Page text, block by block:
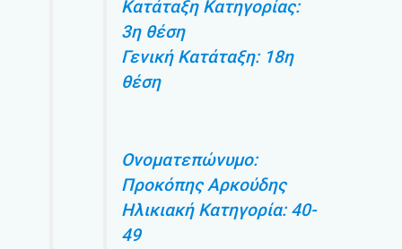
Κατάταξη Κατηγορίας:
3η θέση
Γενική Κατάταξη: 18η
θέση
Ονοματεπώνυμο:
Προκόπης Αρκούδης
Ηλικιακή Κατηγορία: 40-
49